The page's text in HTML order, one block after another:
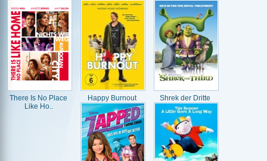
There Is No Place
Like Ho..
Happy Burnout Shrek der Dritte